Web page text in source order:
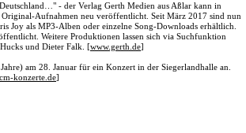
- der Verlag Gerth Medien aus Aßlar kann in
Aufnahmen neu veröffentlicht. Seit März 2017 sind nun
Joy als MP3-Alben oder einzelne Song-Downloads erhältlich.
Weitere Produktionen lassen sich via Suchfunktion
und Dieter Falk. [www.gerth.de]
am 28. Januar für ein Konzert in der Siegerlandhalle an.
konzerte.de]